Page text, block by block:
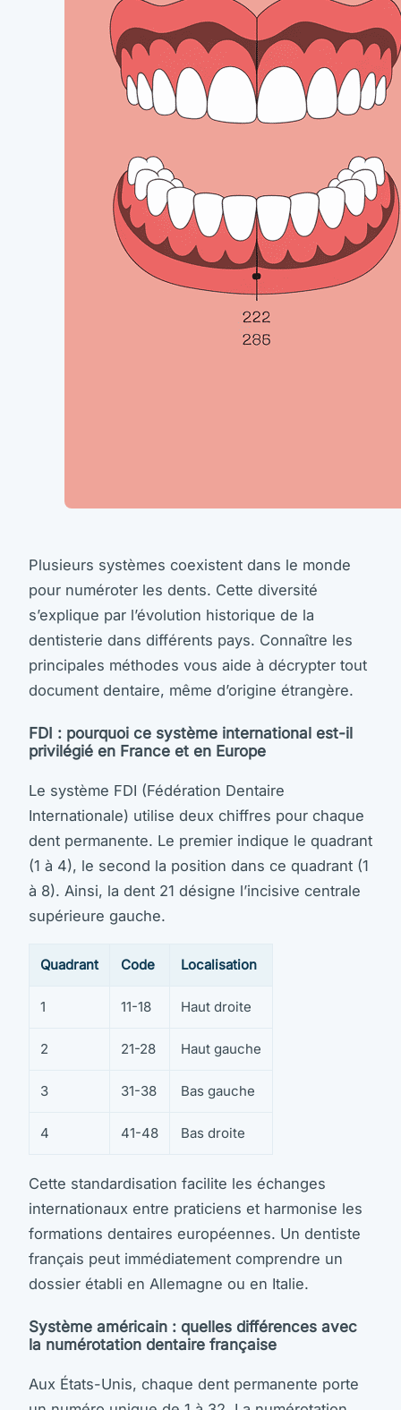
Plusieurs systèmes coexistent dans le monde
pour numéroter les dents. Cette diversité
s’explique par l’évolution historique de la
dentisterie dans différents pays. Connaître les
principales méthodes vous aide à décrypter tout
document dentaire, même d’origine étrangère.
FDI : pourquoi ce système international est-il
privilégié en France et en Europe
Le système FDI (Fédération Dentaire
Internationale) utilise deux chiffres pour chaque
dent permanente. Le premier indique le quadrant
(1 à 4), le second la position dans ce quadrant (1
à 8). Ainsi, la dent 21 désigne l’incisive centrale
supérieure gauche.
Quadrant Code Localisation
1 11-18 Haut droite
2 21-28 Haut gauche
3 31-38 Bas gauche
4 41-48 Bas droite
Cette standardisation facilite les échanges
internationaux entre praticiens et harmonise les
formations dentaires européennes. Un dentiste
français peut immédiatement comprendre un
dossier établi en Allemagne ou en Italie.
Système américain : quelles différences avec
la numérotation dentaire française
Aux États-Unis, chaque dent permanente porte